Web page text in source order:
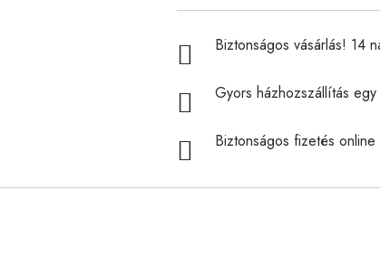
Biztonságos vásárlás! 14
Gyors házhozszállítás
Biztonságos fizetés online